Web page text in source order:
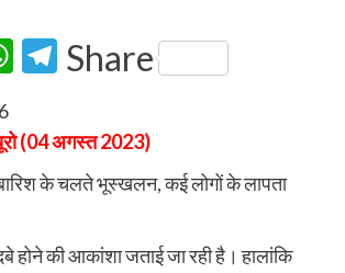
WhatsApp
Telegram
Share
(04 अगस्त 2023)
बारिश के चलते भूस्खलन, कई लोगों के लापता
होने की आकांशा जताई जा रही है। हालांकि